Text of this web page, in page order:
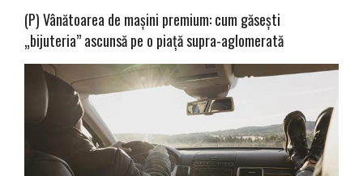
(P) Vânătoarea de mașini premium: cum găsești
„bijuteria” ascunsă pe o piață supra-aglomerată